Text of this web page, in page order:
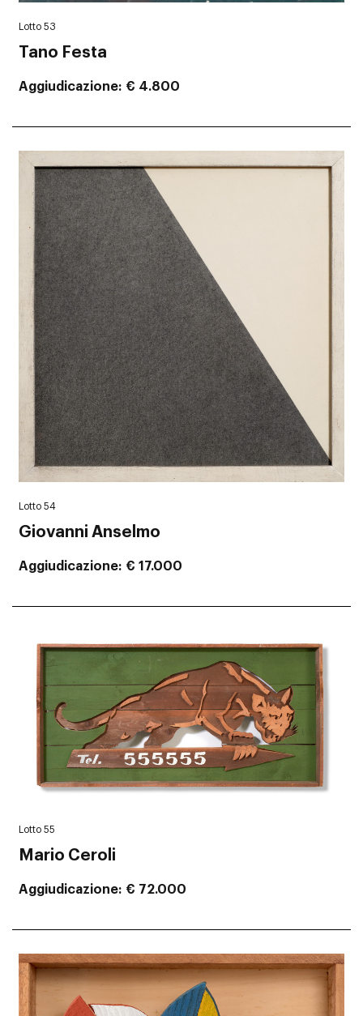
Lotto 53
Tano Festa
Aggiudicazione € 4.800
Lotto 54
Giovanni Anselmo
Aggiudicazione € 17.000
Lotto 55
Mario Ceroli
Aggiudicazione € 72.000